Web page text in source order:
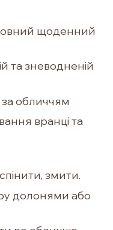
щоденний
та зневодненій
за обличчям
вранці та
змити.
долонями або